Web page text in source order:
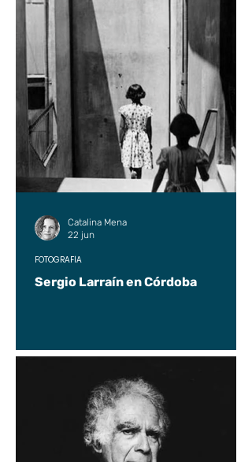
Sergio Larraín en Córdoba
FOTOGRAFÍA
Catalina Mena
22 jun